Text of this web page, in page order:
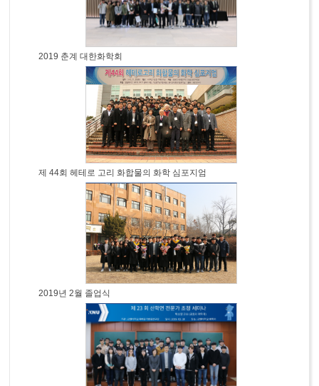
2019 춘계 대한화학회
제 44회 헤테로 고리 화합물의 화학 심포지엄
2019년 2월 졸업식